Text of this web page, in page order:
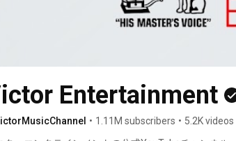
Entertainment
• 1.11M subscribers • 5.2K videos